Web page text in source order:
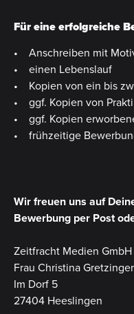
Für eine erfolgreiche
• Anschreiben mit
• einen Lebenslauf
• Kopien von ein bis
• ggf. Kopien von
• ggf. Kopien
• frühzeitige
Wir freuen uns auf
Bewerbung per Post
Zeitfracht Medien GmbH
Frau Christina Gretzinger
Im Dorf 5
27404 Heeslingen